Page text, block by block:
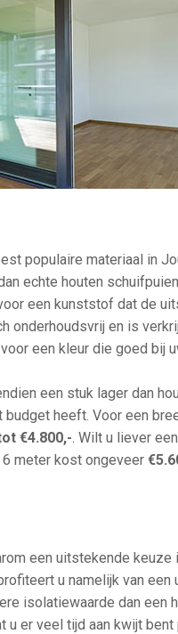
populaire materiaal in
echte houten
een kunststof dat de
onderhoudsvrij en is
een kleur die goed bij
een stuk lager dan
heeft. Voor een
€4.800,- . Wilt u liever
6 meter kost ongeveer
een uitstekende keuze
u namelijk van een
isolatiewaarde dan een
u er veel tijd aan kwijt